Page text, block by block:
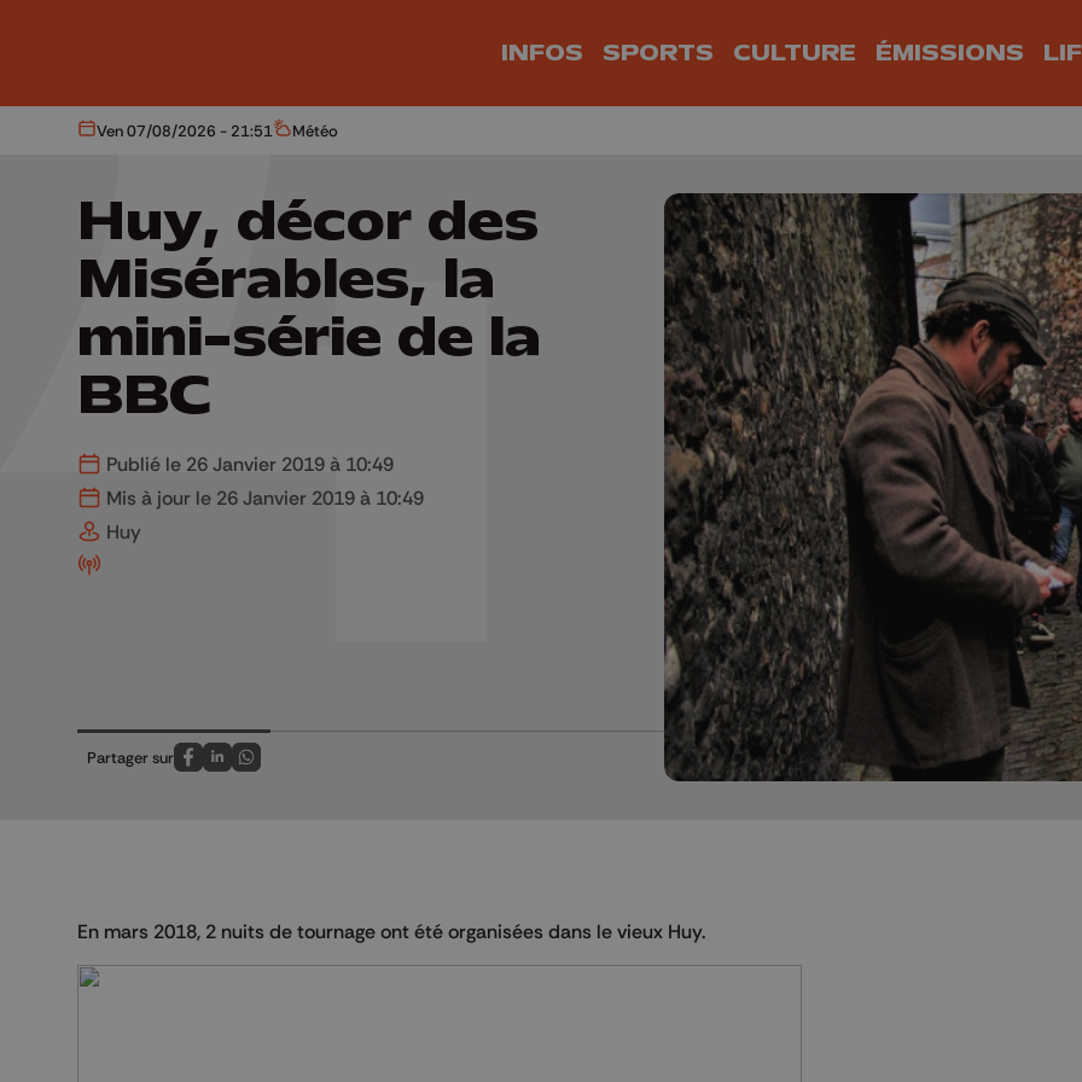
INFOS SPORTS CULTURE ÉMISSIONS
Aujourd'hui
Ven 07/08/2026 - 21:51 Météo
Météo
Huy, décor des
Misérables, la
mini-série de la
BBC
Publié le 26 Janvier 2019 à 10:49
Mis à jour le 26 Janvier 2019 à 10:49
Huy
Partager sur
Partagez sur FaceBook
Partagez sur LinkedIn
Partagez sur Whatsapp
En mars 2018, 2 nuits de tournage ont été organisées dans le vieux Huy.